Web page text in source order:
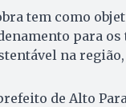
tem como
para
na
de Alto